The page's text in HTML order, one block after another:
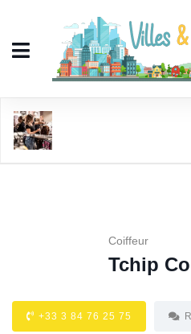
Coiffeur
Tchip
+33 3 84 76 25 75